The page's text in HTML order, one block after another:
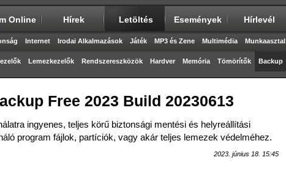
Online Hírek Letöltés Események Hírlevél
Internet Irodai Alkalmazások Játék MP3 és Zene Multimédia Munkaasztal
Lemezkezelők Rendszereszközök Hardver Memória Tömörítők Backup
Free 2023 Build 20230613
ingyenes, teljes körű biztonsági mentési és helyreállítási
program fájlok, partíciók, vagy akár teljes lemezek védelméhez.
2023. június 18. 15:45